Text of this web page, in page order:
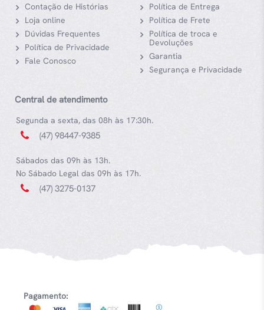
Contação de Histórias
Loja online
Dúvidas Frequentes
Política de Privacidade
Fale Conosco
Política de Entrega
Política de Frete
Política de troca e
Devoluções
Garantia
Segurança e Privacidade
Central de atendimento
Segunda a sexta, das 08h às 17:30h.
(47) 98447-9385
Sábados das 09h às 13h.
No Sábado Legal das 09h às 17h.
(47) 3275-0137
Pagamento: